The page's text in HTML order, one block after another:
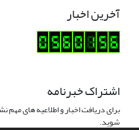
آخرین اخبار
اشتراک خبرنامه
برای دریافت اخبار و اطلاعیه های
شوید.